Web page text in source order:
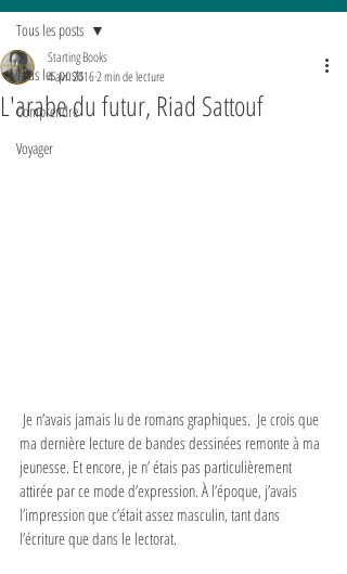
Tous les posts
Comprendre
Voyager
Tous les posts
L'arabe du futur, Riad Sattouf
Starting Books
4 avr. 20162 min de lecture
ma dernière lecture de bandes dessinées remonte à ma
jeunesse. Et encore, je n’ étais pas particulièrement
attirée par ce mode d’expression. À l’époque, j’avais
l’impression que c’était assez masculin, tant dans
l’écriture que dans le lectorat.